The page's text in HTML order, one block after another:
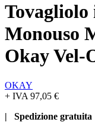
Tovagliolo
Monouso
Okay Vel-
OKAY
+ IVA 97,05 €
| Spedizione gratuita